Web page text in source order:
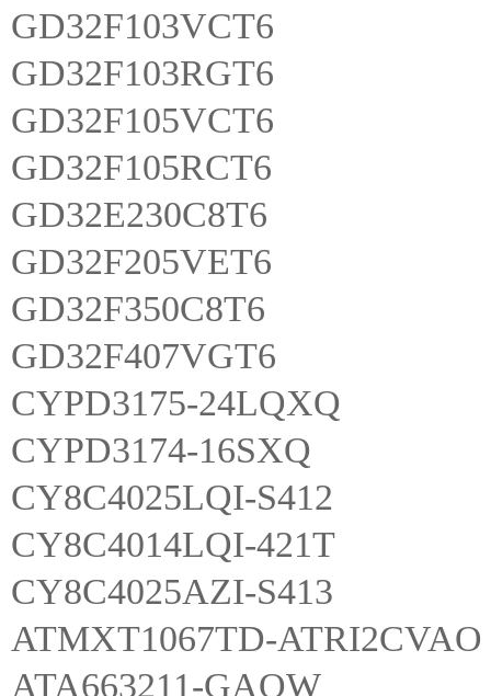
GD32F103VCT6
GD32F103RGT6
GD32F105VCT6
GD32F105RCT6
GD32E230C8T6
GD32F205VET6
GD32F350C8T6
GD32F407VGT6
CYPD3175-24LQXQ
CYPD3174-16SXQ
CY8C4025LQI-S412
CY8C4014LQI-421T
CY8C4025AZI-S413
ATMXT1067TD-ATRI2CVAO
ATA663211-GAQW